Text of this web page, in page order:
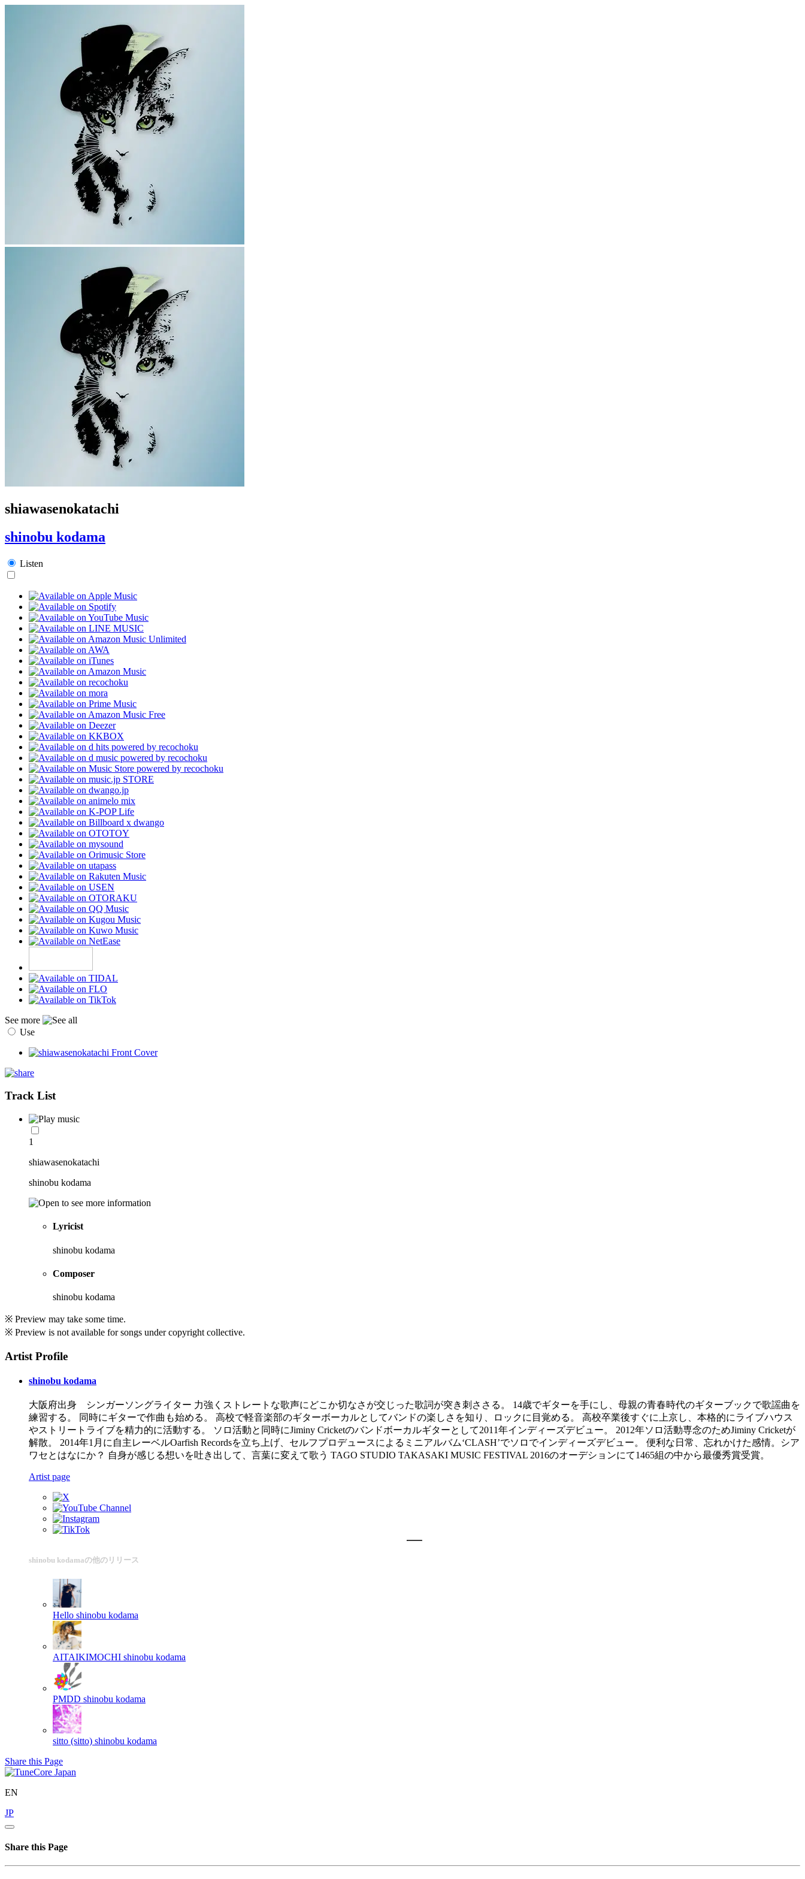
shiawasenokatachi
shinobu kodama
Listen
See more
Use
Track List
1
shiawasenokatachi
shinobu kodama
Lyricist
shinobu kodama
Composer
shinobu kodama
※ Preview may take some time.
※ Preview is not available for songs under copyright collective.
Artist Profile
shinobu kodama
大阪府出身 シンガーソングライター 力強くストレートな歌声にどこか切なさが交じった歌詞が突き刺ささる。 14歳でギターを手にし、母親の青春時代のギターブックで歌謡曲を
練習する。 同時にギターで作曲も始める。 高校で軽音楽部のギターボーカルとしてバンドの楽しさを知り、ロックに目覚める。 高校卒業後すぐに上京し、本格的にライブハウス
やストリートライブを精力的に活動する。 ソロ活動と同時にJiminy Cricketのバンドボーカルギターとして2011年インディーズデビュー。 2012年ソロ活動専念のためJiminy Cricketが
解散。 2014年1月に自主レーベルOarfish Recordsを立ち上げ、セルフプロデュースによるミニアルバム‘CLASH’でソロでインディーズデビュー。 便利な日常、忘れかけた感情。シア
ワセとはなにか？ 自身が感じる想いを吐き出して、言葉に変えて歌う TAGO STUDIO TAKASAKI MUSIC FESTIVAL 2016のオーデションにて1465組の中から最優秀賞受賞。
Artist page
shinobu kodamaの他のリリース
Hello shinobu kodama
AITAIKIMOCHI shinobu kodama
PMDD shinobu kodama
sitto (sitto) shinobu kodama
Share this Page
EN
JP
Share this Page